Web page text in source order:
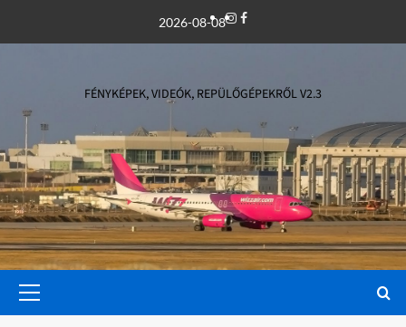
2026-08-08Instagram
Facebook
FÉNYKÉPEK, VIDEÓK, REPÜLŐGÉPEKRŐL V2.3
Menu